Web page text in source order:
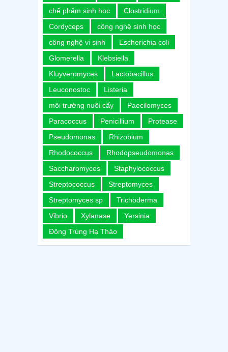
chế phẩm sinh học
Clostridium
Cordyceps
công nghệ sinh học
công nghệ vi sinh
Escherichia coli
Glomerella
Klebsiella
Kluyveromyces
Lactobacillus
Leuconostoc
Listeria
môi trường nuôi cấy
Paecilomyces
Paracoccus
Penicillium
Protease
Pseudomonas
Rhizobium
Rhodococcus
Rhodopseudomonas
Saccharomyces
Staphylococcus
Streptococcus
Streptomyces
Streptomyces sp
Trichoderma
Vibrio
Xylanase
Yersinia
Đông Trùng Hạ Thảo